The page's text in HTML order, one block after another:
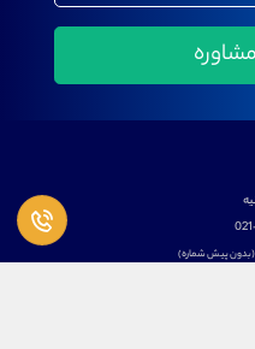
(بدون پیش شماره)